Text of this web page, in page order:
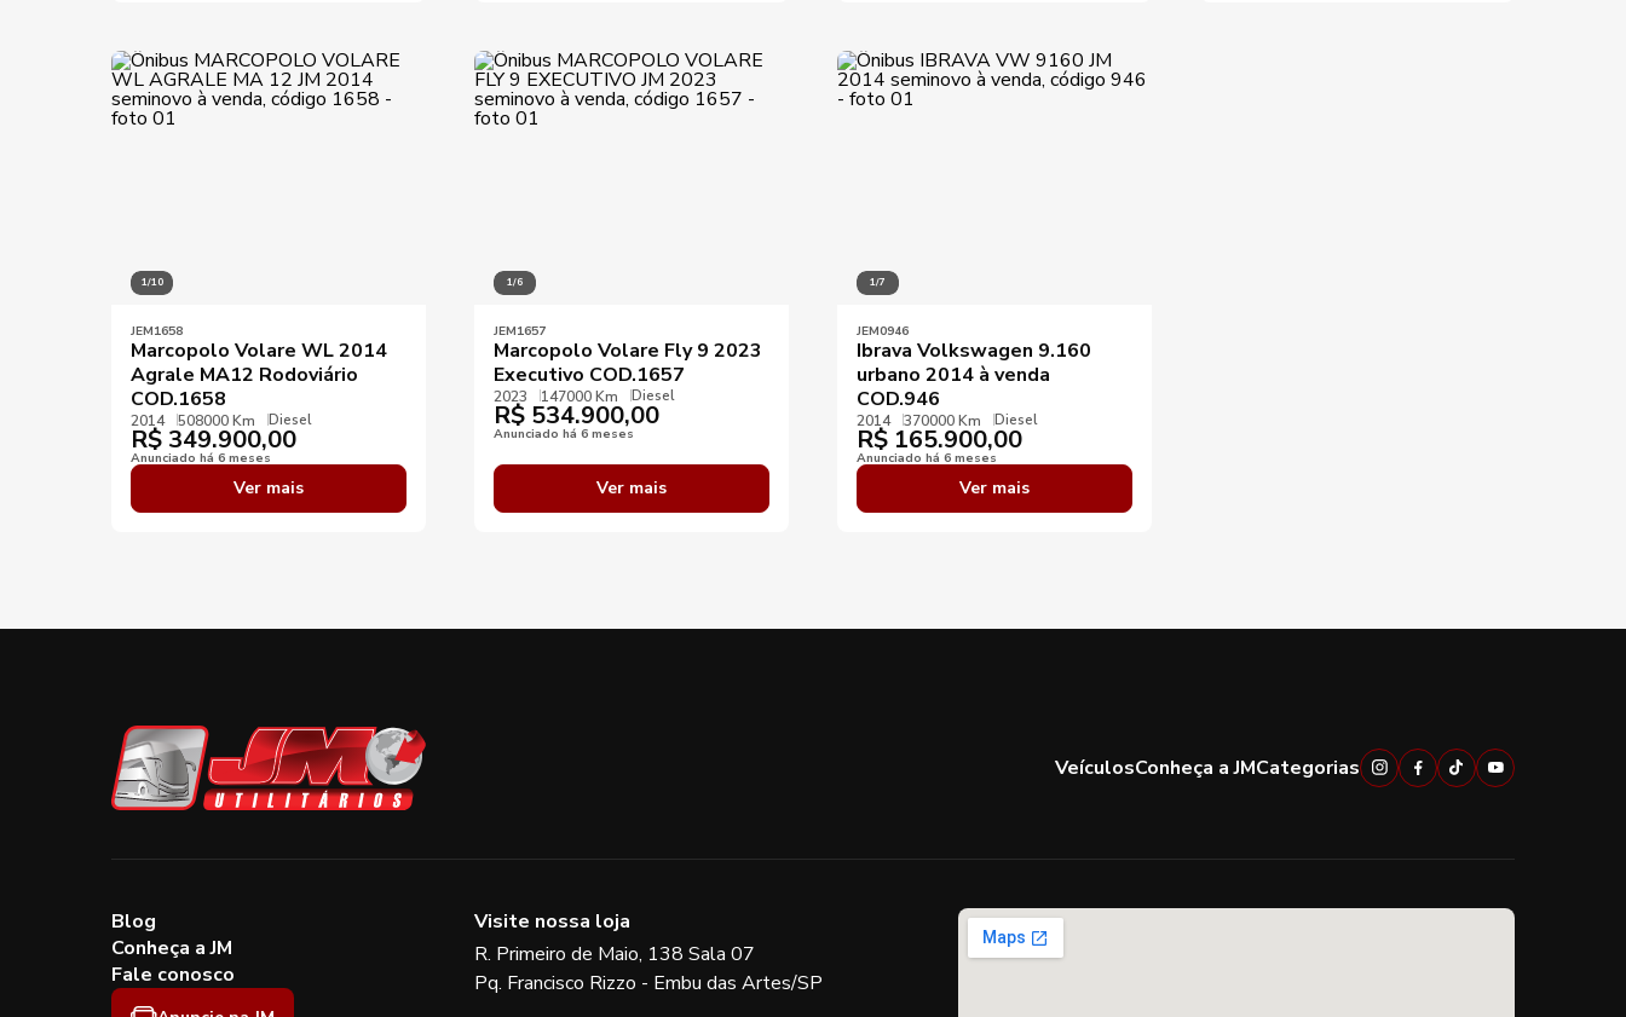
1/10
JEM1658
Marcopolo Volare WL 2014
Agrale MA12 Rodoviário
COD.1658
2014 508000 Km Diesel
R$ 349.900,00
Anunciado há 6 meses
Ver mais
1/6
JEM1657
Marcopolo Volare Fly 9 2023
Executivo COD.1657
2023 147000 Km Diesel
R$ 534.900,00
Anunciado há 6 meses
Ver mais
1/7
JEM0946
Ibrava Volkswagen 9.160
urbano 2014 à venda
COD.946
2014 370000 Km Diesel
R$ 165.900,00
Anunciado há 6 meses
Ver mais
VeículosConheça a JMCategorias
Blog
Conheça a JM
Fale conosco
Visite nossa loja
R. Primeiro de Maio, 138 Sala 07
Pq. Francisco Rizzo - Embu das Artes/SP